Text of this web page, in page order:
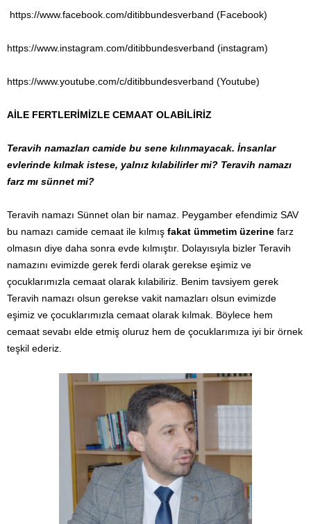
https://www.facebook.com/ditibbundesverband (Facebook)
https://www.instagram.com/ditibbundesverband (instagram)
https://www.youtube.com/c/ditibbundesverband (Youtube)
AİLE FERTLERİMİZLE CEMAAT OLABİLİRİZ
Teravih namazları camide bu sene kılınmayacak. İnsanlar
evlerinde kılmak istese, yalnız kılabilirler mi? Teravih namazı
farz mı sünnet mi?
Teravih namazı Sünnet olan bir namaz. Peygamber efendimiz SAV
bu namazı camide cemaat ile kılmış fakat ümmetim üzerine farz
olmasın diye daha sonra evde kılmıştır. Dolayısıyla bizler Teravih
namazını evimizde gerek ferdi olarak gerekse eşimiz ve
çocuklarımızla cemaat olarak kılabiliriz. Benim tavsiyem gerek
Teravih namazı olsun gerekse vakit namazları olsun evimizde
eşimiz ve çocuklarımızla cemaat olarak kılmak. Böylece hem
cemaat sevabı elde etmiş oluruz hem de çocuklarımıza iyi bir örnek
teşkil ederiz.